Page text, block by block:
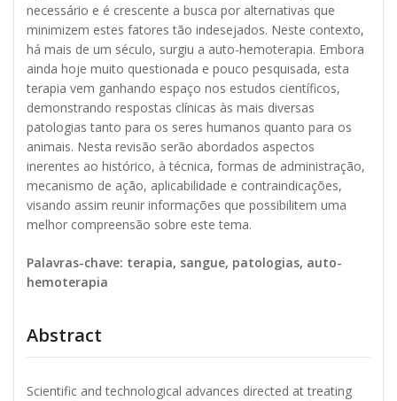
necessário e é crescente a busca por alternativas que
minimizem estes fatores tão indesejados. Neste contexto,
há mais de um século, surgiu a auto-hemoterapia. Embora
ainda hoje muito questionada e pouco pesquisada, esta
terapia vem ganhando espaço nos estudos científicos,
demonstrando respostas clínicas às mais diversas
patologias tanto para os seres humanos quanto para os
animais. Nesta revisão serão abordados aspectos
inerentes ao histórico, à técnica, formas de administração,
mecanismo de ação, aplicabilidade e contraindicações,
visando assim reunir informações que possibilitem uma
melhor compreensão sobre este tema.
Palavras-chave: terapia, sangue, patologias, auto-
hemoterapia
Abstract
Scientific and technological advances directed at treating